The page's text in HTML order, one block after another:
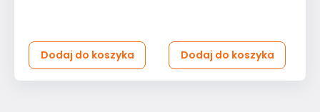
Dodaj do koszyka Dodaj do koszyka